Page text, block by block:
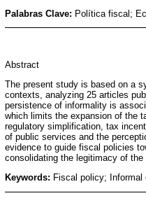
Palabras Clave: Política fiscal;
Abstract
The present study is based on a
contexts, analyzing 25 articles
persistence of informality is
which limits the expansion of the
regulatory simplification, tax
of public services and the
evidence to guide fiscal policies
consolidating the legitimacy of the
Keywords: Fiscal policy; Informal